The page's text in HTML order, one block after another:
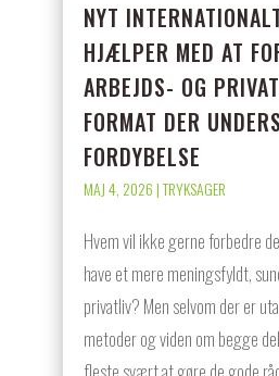
NYT
HJÆLPER MED AT
ARBEJDS- OG
FORMAT DER
FORDYBELSE
MAJ 4, 2026|TRYKSAGER
Hvem vil ikke gerne forbedre
have et mere meningsfyldt,
privatliv? Men selvom der er
metoder og viden om begge